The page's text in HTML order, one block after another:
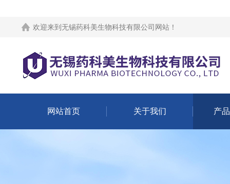
欢迎来到 无锡药科美生物科技有限公司网站 ！
网站首页 关于我们 产